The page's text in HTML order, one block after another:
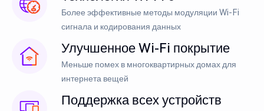
Более эффективные методы модуляции Wi-Fi
сигнала и кодирования данных
Улучшенное Wi-Fi покрытие
Меньше помех в многоквартирных домах для
интернета вещей
Поддержка всех устройств